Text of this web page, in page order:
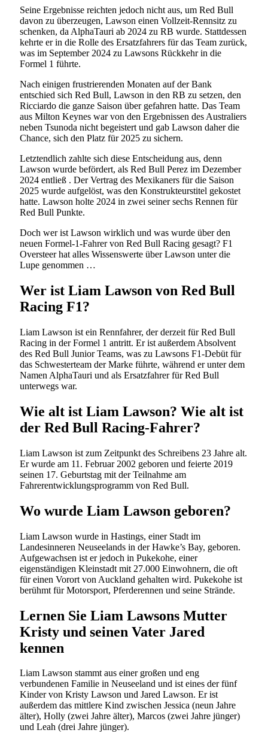
Seine Ergebnisse reichten jedoch nicht aus, um Red Bull
davon zu überzeugen, Lawson einen Vollzeit-Rennsitz zu
schenken, da AlphaTauri ab 2024 zu RB wurde. Stattdessen
kehrte er in die Rolle des Ersatzfahrers für das Team zurück,
was im September 2024 zu Lawsons Rückkehr in die
Formel 1 führte.
Nach einigen frustrierenden Monaten auf der Bank
entschied sich Red Bull, Lawson in den RB zu setzen, den
Ricciardo die ganze Saison über gefahren hatte. Das Team
aus Milton Keynes war von den Ergebnissen des Australiers
neben Tsunoda nicht begeistert und gab Lawson daher die
Chance, sich den Platz für 2025 zu sichern.
Letztendlich zahlte sich diese Entscheidung aus, denn
Lawson wurde befördert, als Red Bull Perez im Dezember
2024 entließ . Der Vertrag des Mexikaners für die Saison
2025 wurde aufgelöst, was den Konstrukteurstitel gekostet
hatte. Lawson holte 2024 in zwei seiner sechs Rennen für
Red Bull Punkte.
Doch wer ist Lawson wirklich und was wurde über den
neuen Formel-1-Fahrer von Red Bull Racing gesagt? F1
Oversteer hat alles Wissenswerte über Lawson unter die
Lupe genommen …
Wer ist Liam Lawson von Red Bull
Racing F1?
Liam Lawson ist ein Rennfahrer, der derzeit für Red Bull
Racing in der Formel 1 antritt. Er ist außerdem Absolvent
des Red Bull Junior Teams, was zu Lawsons F1-Debüt für
das Schwesterteam der Marke führte, während er unter dem
Namen AlphaTauri und als Ersatzfahrer für Red Bull
unterwegs war.
Wie alt ist Liam Lawson? Wie alt ist
der Red Bull Racing-Fahrer?
Liam Lawson ist zum Zeitpunkt des Schreibens 23 Jahre alt.
Er wurde am 11. Februar 2002 geboren und feierte 2019
seinen 17. Geburtstag mit der Teilnahme am
Fahrerentwicklungsprogramm von Red Bull.
Wo wurde Liam Lawson geboren?
Liam Lawson wurde in Hastings, einer Stadt im
Landesinneren Neuseelands in der Hawke’s Bay, geboren.
Aufgewachsen ist er jedoch in Pukekohe, einer
eigenständigen Kleinstadt mit 27.000 Einwohnern, die oft
für einen Vorort von Auckland gehalten wird. Pukekohe ist
berühmt für Motorsport, Pferderennen und seine Strände.
Lernen Sie Liam Lawsons Mutter
Kristy und seinen Vater Jared
kennen
Liam Lawson stammt aus einer großen und eng
verbundenen Familie in Neuseeland und ist eines der fünf
Kinder von Kristy Lawson und Jared Lawson. Er ist
außerdem das mittlere Kind zwischen Jessica (neun Jahre
älter), Holly (zwei Jahre älter), Marcos (zwei Jahre jünger)
und Leah (drei Jahre jünger).